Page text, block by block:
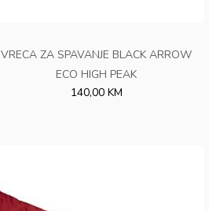
VRECA ZA SPAVANJE BLACK ARROW
ECO HIGH PEAK
140,00 KM